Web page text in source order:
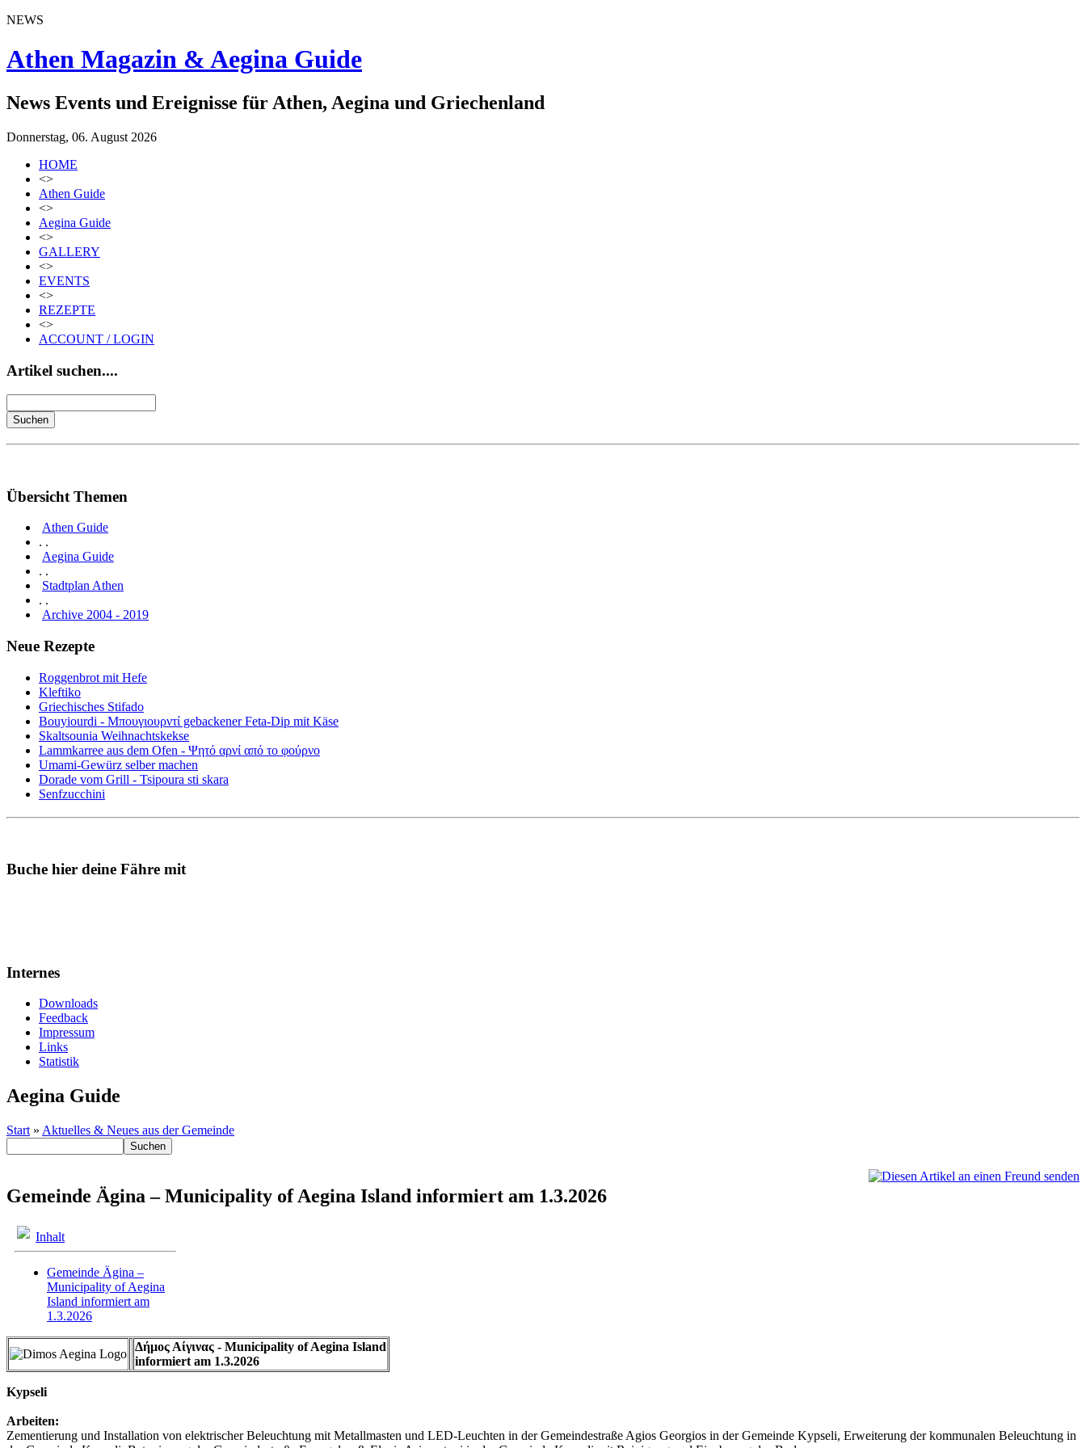
NEWS
Athen Magazin & Aegina Guide
News Events und Ereignisse für Athen, Aegina und Griechenland
Donnerstag, 06. August 2026
HOME
<>
Athen Guide
<>
Aegina Guide
<>
GALLERY
<>
EVENTS
<>
REZEPTE
<>
ACCOUNT / LOGIN
Artikel suchen....
Übersicht Themen
Athen Guide
. .
Aegina Guide
. .
Stadtplan Athen
. .
Archive 2004 - 2019
Neue Rezepte
Roggenbrot mit Hefe
Kleftiko
Griechisches Stifado
Bouyiourdi - Μπουγιουρντί gebackener Feta-Dip mit Käse
Skaltsounia Weihnachtskekse
Lammkarree aus dem Ofen - Ψητό αρνί από το φούρνο
Umami-Gewürz selber machen
Dorade vom Grill - Tsipoura sti skara
Senfzucchini
Buche hier deine Fähre mit
Internes
Downloads
Feedback
Impressum
Links
Statistik
Aegina Guide
Start » Aktuelles & Neues aus der Gemeinde
Gemeinde Ägina – Municipality of Aegina Island informiert am 1.3.2026
Inhalt
Gemeinde Ägina –
Municipality of Aegina
Island informiert am
1.3.2026
Δήμος Αίγινας - Municipality of Aegina Island
informiert am 1.3.2026
Kypseli
Arbeiten:
Zementierung und Installation von elektrischer Beleuchtung mit Metallmasten und LED-Leuchten in der Gemeindestraße Agios Georgios in der Gemeinde Kypseli, Erweiterung der kommunalen Beleuchtung in